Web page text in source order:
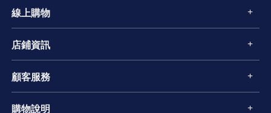
線上購物
店鋪資訊
顧客服務
購物說明